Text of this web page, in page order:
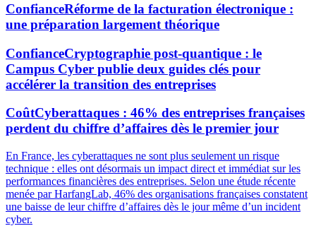
ConfianceRéforme de la facturation électronique :
une préparation largement théorique
ConfianceCryptographie post-quantique : le
Campus Cyber publie deux guides clés pour
accélérer la transition des entreprises
CoûtCyberattaques : 46% des entreprises françaises
perdent du chiffre d’affaires dès le premier jour
En France, les cyberattaques ne sont plus seulement un risque
technique : elles ont désormais un impact direct et immédiat sur les
performances financières des entreprises. Selon une étude récente
menée par HarfangLab, 46% des organisations françaises constatent
une baisse de leur chiffre d’affaires dès le jour même d’un incident
cyber.